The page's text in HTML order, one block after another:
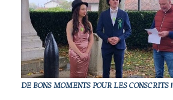
DE BONS MOMENTS POUR LES CONSCRITS !